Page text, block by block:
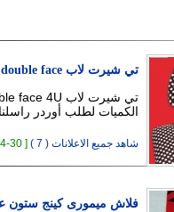
تي شيرت لاب double face من شركة 4U لإكسسوارات الكمبيوتر
الكميات لطلب أوردر
شاهد جميع الاعلانات ( 7 ) [ 30-4-2013 ]
فلاش ميمورى كينج ستون